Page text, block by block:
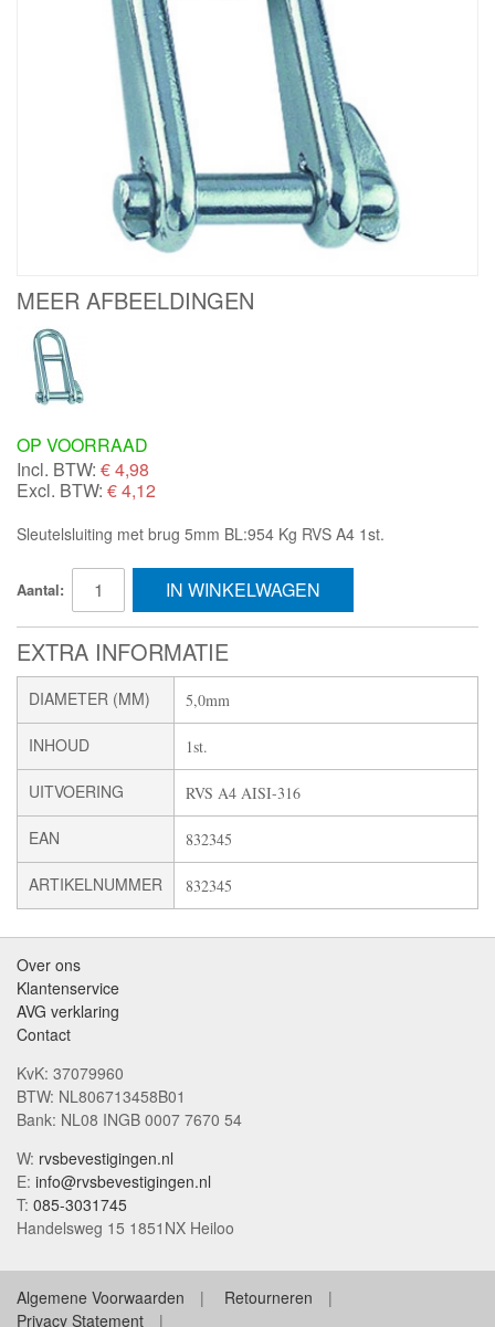
MEER AFBEELDINGEN
OP VOORRAAD
Incl. BTW: €4,98
Excl. BTW: € 4,12
Sleutelsluiting met brug 5mm BL:954 Kg RVS A4 1st.
Aantal: IN WINKELWAGEN
EXTRA INFORMATIE
DIAMETER (MM) 5,0mm
INHOUD 1st.
UITVOERING RVS A4 AISI-316
EAN 832345
ARTIKELNUMMER 832345
Over ons
Klantenservice
AVG verklaring
Contact
KvK: 37079960
BTW: NL806713458B01
Bank: NL08 INGB 0007 7670 54
W: rvsbevestigingen.nl
E: info@rvsbevestigingen.nl
T: 085-3031745
Handelsweg 15 1851NX Heiloo
Algemene Voorwaarden
Retourneren
Privacy Statement